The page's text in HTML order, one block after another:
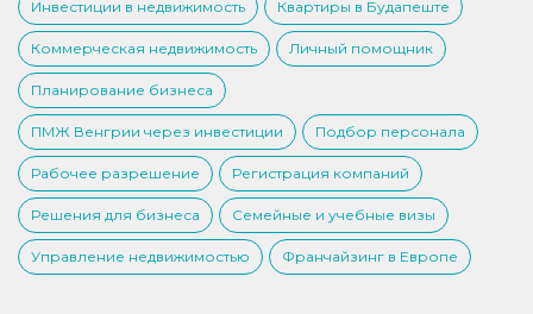
Инвестиции в недвижимость Квартиры в Будапеште
Коммерческая недвижимость Личный помощник
Планирование бизнеса
ПМЖ Венгрии через инвестиции Подбор персонала
Рабочее разрешение Регистрация компаний
Решения для бизнеса Семейные и учебные визы
Управление недвижимостью Франчайзинг в Европе